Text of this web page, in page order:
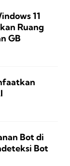
11
Ruang
GB
Bot di
Bot